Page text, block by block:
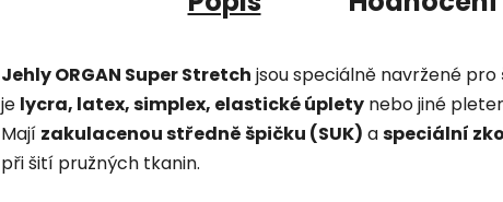
Jehly ORGAN Super Stretch jsou speciálně navržené pro
je lycra, latex, simplex, elastické úplety nebo jiné
Mají zakulacenou středně špičku (SUK) aspeciální
při šití pružných tkanin.